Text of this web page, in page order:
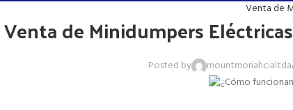
Venta de
Venta de Minidumpers
Posted by